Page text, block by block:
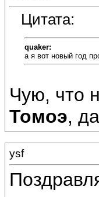
Цитата:
quaker:
а я вот новый год
Чую, что
Томоэ,
ysf